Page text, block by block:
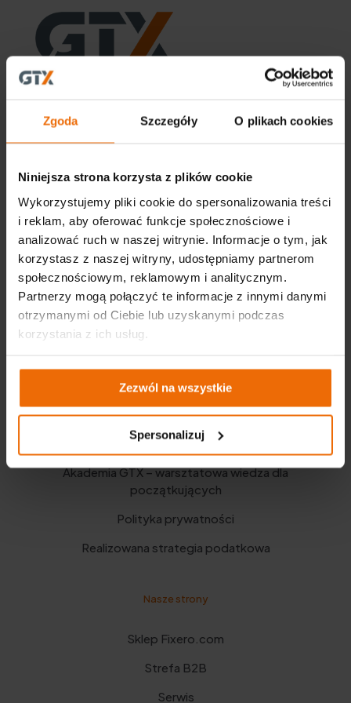
Zgoda Szczegóły O plikach cookies
Niniejsza strona korzysta z plików cookie
Wykorzystujemy pliki cookie do spersonalizowania treści
i reklam, aby oferować funkcje społecznościowe i
analizować ruch w naszej witrynie. Informacje o tym, jak
korzystasz z naszej witryny, udostępniamy partnerom
społecznościowym, reklamowym i analitycznym.
Partnerzy mogą połączyć te informacje z innymi danymi
otrzymanymi od Ciebie lub uzyskanymi podczas
korzystania z ich usług.
Zezwól na wszystkie
Spersonalizuj
GTX Poland Sp. z o.o. Sp. K.
office@gtx-group.com
Aktualności
Katalogi
Akademia GTX – warsztatowa wiedza dla
początkujących
Polityka prywatności
Realizowana strategia podatkowa
Nasze strony
Sklep Fixero.com
Strefa B2B
Serwis